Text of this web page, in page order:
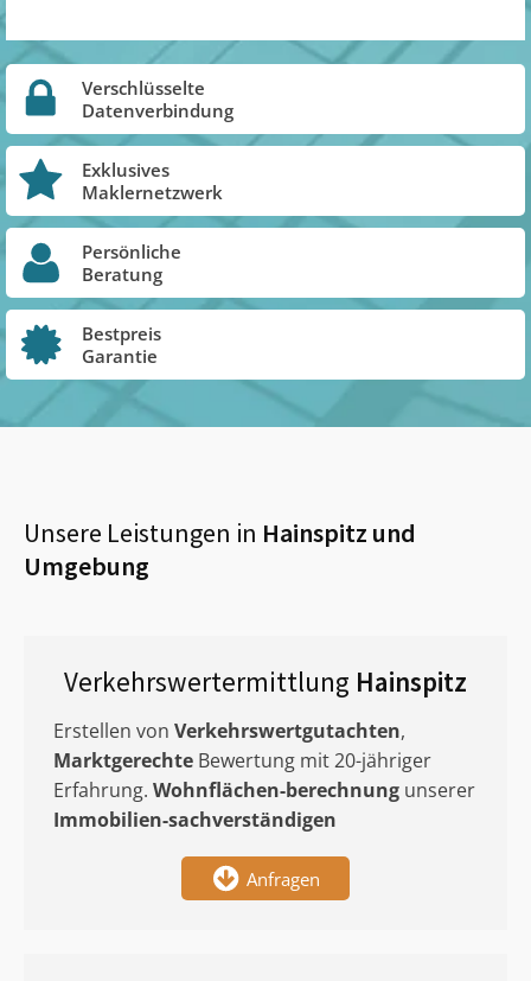
Verschlüsselte
Datenverbindung
Exklusives
Maklernetzwerk
Persönliche
Beratung
Bestpreis
Garantie
Unsere Leistungen in Hainspitz und
Umgebung
Verkehrswertermittlung Hainspitz
Erstellen von Verkehrswertgutachten,
Marktgerechte Bewertung mit 20-jähriger
Erfahrung. Wohnflächen-berechnung unserer
Immobilien-sachverständigen
Anfragen